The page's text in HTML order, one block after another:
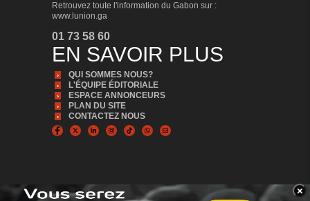
×
Retrouvez toute l'information du Gabon sur :
www.lunion.ga
01 73 58 60
EN SAVOIR PLUS
QUI SOMMES NOUS?
L'ÉQUIPE ÉDITORIALE
ESPACE ANNONCEURS
PLAN DU SITE
CONTACTEZ NOUS